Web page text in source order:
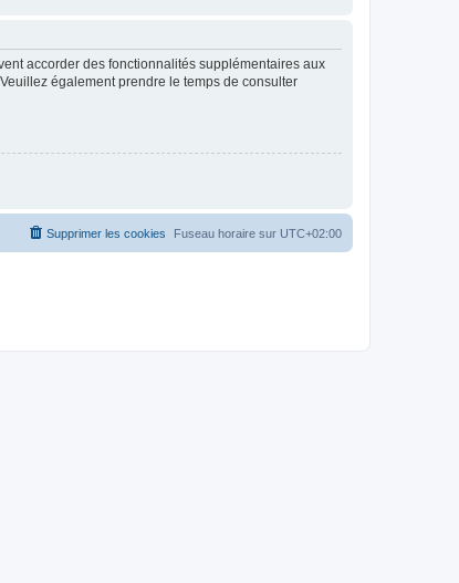
accorder des fonctionnalités supplémentaires aux
également prendre le temps de consulter
Fuseau horaire sur UTC+02:00
Supprimer les cookies